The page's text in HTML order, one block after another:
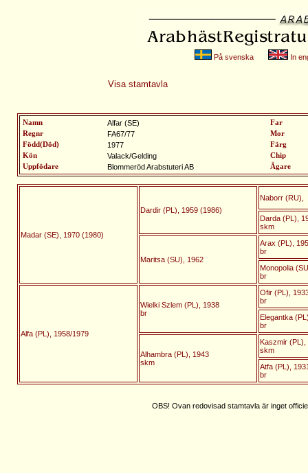
På svenska In
Visa stamtavla
Namn Alfar (SE)
Far
Regnr
FA67/77
Mor
Född(Död)
1977
Färg
Kön
Valack/Gelding
Chip
Uppfödare
Blommeröd Arabstuteri AB Ägare
Madar (SE), 1970 (1980)
Dardir (PL), 1959 (1986)
Naborr (RU),
Darda (PL),
skm
Maritsa (SU), 1962
Arax (PL),
br
Monopolia
br
Alfa (PL), 1958/1979
Wielki Szlem (PL), 1938
br
Ofir (PL),
br
Elegantka
br
Alhambra (PL), 1943
skm
Kaszmir (PL),
skm
Atfa (PL),
br
OBS! Ovan redovisad stamtavla är inget